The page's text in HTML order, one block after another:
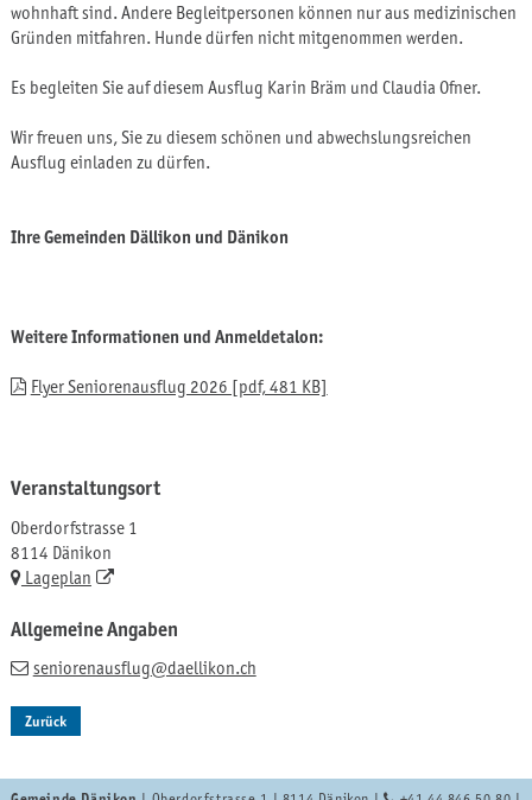
wohnhaft sind. Andere Begleitpersonen können nur aus medizinischen
Gründen mitfahren. Hunde dürfen nicht mitgenommen werden.
Es begleiten Sie auf diesem Ausflug Karin Bräm und Claudia Ofner.
Wir freuen uns, Sie zu diesem schönen und abwechslungsreichen
Ausflug einladen zu dürfen.
Ihre Gemeinden Dällikon und Dänikon
Weitere Informationen und Anmeldetalon:
Flyer Seniorenausflug 2026 [pdf, 481 KB]
Veranstaltungsort
Oberdorfstrasse 1
8114 Dänikon
Lageplan
Allgemeine Angaben
seniorenausflug@daellikon.ch
Zurück